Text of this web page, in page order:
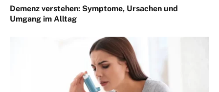
Demenz verstehen: Symptome, Ursachen und
Umgang im Alltag